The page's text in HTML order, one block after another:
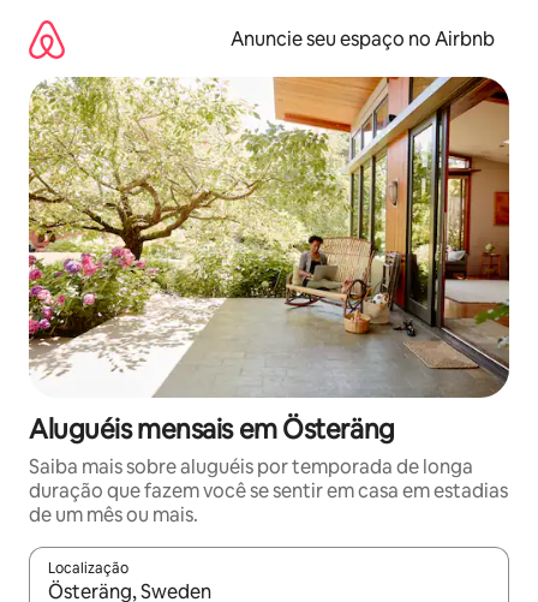
para
conteúdo
Anuncie seu espaço no Airbnb
Aluguéis mensais em Österäng
Saiba mais sobre aluguéis por temporada de longa
duração que fazem você se sentir em casa em estadias
de um mês ou mais.
Localização
Quando os resultados estiverem disponíveis, explore-os